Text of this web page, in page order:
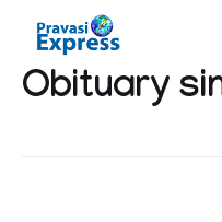
Obituary